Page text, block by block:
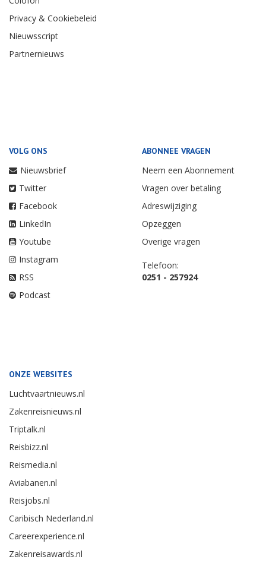
Privacy & Cookiebeleid
Nieuwsscript
Partnernieuws
VOLG ONS
Nieuwsbrief
Twitter
Facebook
LinkedIn
Youtube
Instagram
RSS
Podcast
ABONNEE VRAGEN
Neem een Abonnement
Vragen over betaling
Adreswijziging
Opzeggen
Overige vragen
Telefoon:
0251 - 257924
ONZE WEBSITES
Luchtvaartnieuws.nl
Zakenreisnieuws.nl
Triptalk.nl
Reisbizz.nl
Reismedia.nl
Aviabanen.nl
Reisjobs.nl
Caribisch Nederland.nl
Careerexperience.nl
Zakenreisawards.nl